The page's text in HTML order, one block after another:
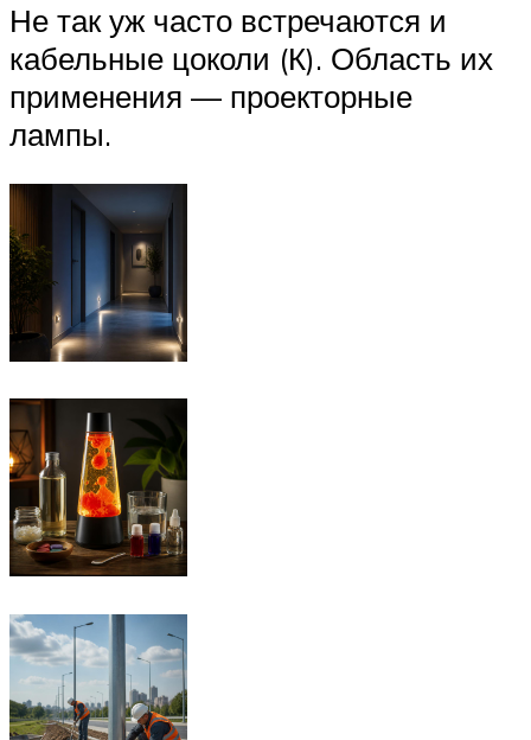
Не так уж часто встречаются и
кабельные цоколи (К). Область их
применения — проекторные
лампы.